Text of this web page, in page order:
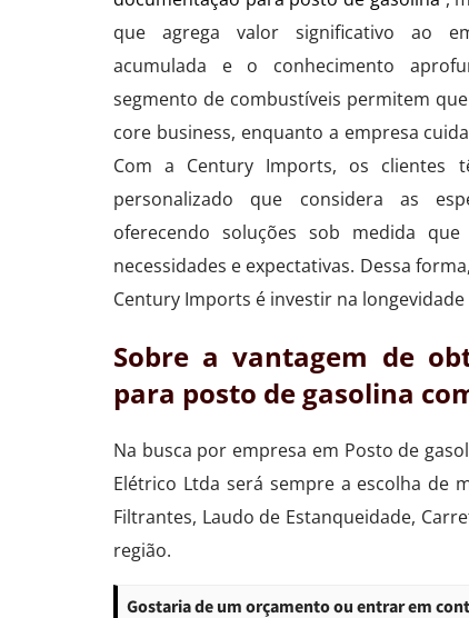
que agrega valor significativo ao
acumulada e o conhecimento
segmento de combustíveis permitem
core business, enquanto a empresa
Com a Century Imports, os clientes
personalizado que considera as
oferecendo soluções sob medida
necessidades e expectativas. Dessa
Century Imports é investir na
Sobre a vantagem de
para posto de gasolina
Na busca por empresa em Posto de
Elétrico Ltda será sempre a escolha de
Filtrantes, Laudo de Estanqueidade,
região.
Gostaria de um orçamento ou entrar em